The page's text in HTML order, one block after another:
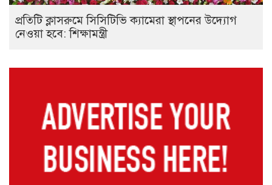
প্রতিটি ক্লাসরুমে সিসিটিভি ক্যামেরা স্থাপনের উদ্যোগ
নেওয়া হবে: শিক্ষামন্ত্রী